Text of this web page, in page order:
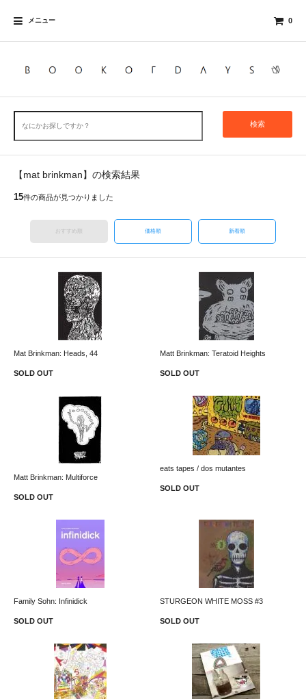
メニュー 0
検索
【mat brinkman】の検索結果
15件の商品が見つかりました
おすすめ順 価格順 新着順
Mat Brinkman: Heads, 44
SOLD OUT
Matt Brinkman: Teratoid Heights
SOLD OUT
Matt Brinkman: Multiforce
SOLD OUT
eats tapes / dos mutantes
SOLD OUT
Family Sohn: Infinidick
SOLD OUT
STURGEON WHITE MOSS #3
SOLD OUT